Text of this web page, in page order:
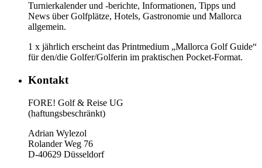
Turnierkalender und -berichte, Informationen, Tipps und
News über Golfplätze, Hotels, Gastronomie und Mallorca
allgemein.
1 x jährlich erscheint das Printmedium „Mallorca Golf Guide“
für den/die Golfer/Golferin im praktischen Pocket-Format.
Kontakt
FORE! Golf & Reise UG
(haftungsbeschränkt)
Adrian Wylezol
Rolander Weg 76
D-40629 Düsseldorf